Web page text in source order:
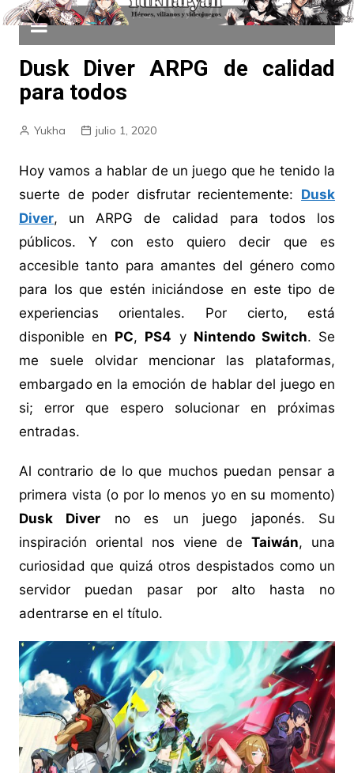
Dusk Diver ARPG de calidad
para todos
Yukha julio 1, 2020
Hoy vamos a hablar de un juego que he tenido la
suerte de poder disfrutar recientemente: Dusk
Diver, un ARPG de calidad para todos los
públicos. Y con esto quiero decir que es
accesible tanto para amantes del género como
para los que estén iniciándose en este tipo de
experiencias orientales. Por cierto, está
disponible en PC, PS4 y Nintendo Switch. Se
me suele olvidar mencionar las plataformas,
embargado en la emoción de hablar del juego en
si; error que espero solucionar en próximas
entradas.
Al contrario de lo que muchos puedan pensar a
primera vista (o por lo menos yo en su momento)
Dusk Diver no es un juego japonés. Su
inspiración oriental nos viene deTaiwán, una
curiosidad que quizá otros despistados como un
servidor puedan pasar por alto hasta no
adentrarse en el título.